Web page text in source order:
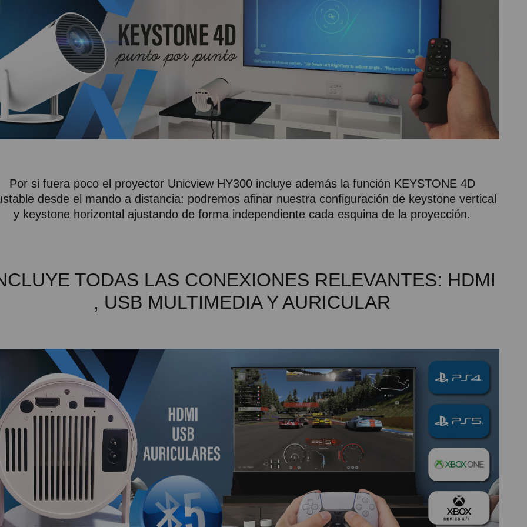
Por si fuera poco el proyector Unicview HY300 incluye además la función KEYSTONE 4D
desde el mando a distancia: podremos afinar nuestra configuración de keystone vertical
y keystone horizontal ajustando de forma independiente cada esquina de la proyección.
TODAS LAS CONEXIONES RELEVANTES: HDMI
, USB MULTIMEDIA Y AURICULAR